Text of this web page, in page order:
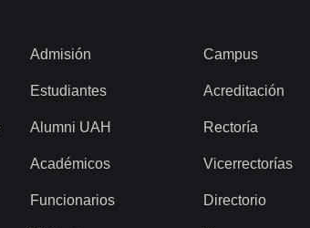
Admisión
Estudiantes
Alumni UAH
Académicos
Funcionarios
Campus
Acreditación
Rectoría
Vicerrectorías
Directorio